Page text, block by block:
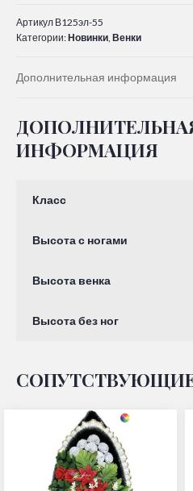
Артикул В125эл-55
Категории:Новинки, Венки
Дополнительная информация
ИНФОРМАЦИЯ
Класс
Высота с ногами
Высота венка
Высота без ног